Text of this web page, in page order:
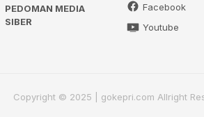
PEDOMAN MEDIA
SIBER
Facebook
Youtube
Copyright © 2025 | gokepri.com Allright